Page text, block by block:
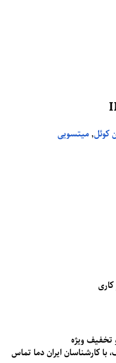
کوئل,میتسویی
تخفیف ویژه
کارشناسان ایران دما تماس